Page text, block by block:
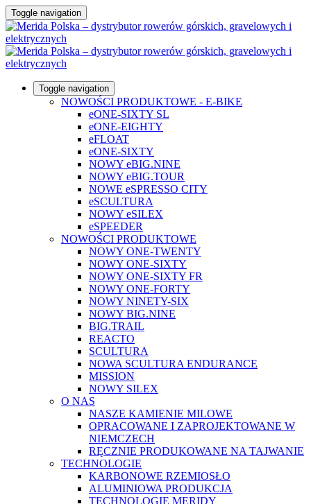
Toggle navigation
Toggle navigation
NOWOŚCI PRODUKTOWE - E-BIKE
eONE-SIXTY SL
eONE-EIGHTY
eFLOAT
eONE-SIXTY
NOWY eBIG.NINE
NOWY eBIG.TOUR
NOWE eSPRESSO CITY
eSCULTURA
NOWY eSILEX
eSPEEDER
NOWOŚCI PRODUKTOWE
NOWY ONE-TWENTY
NOWY ONE-SIXTY
NOWY ONE-SIXTY FR
NOWY ONE-FORTY
NOWY NINETY-SIX
NOWY BIG.NINE
BIG.TRAIL
REACTO
SCULTURA
NOWA SCULTURA ENDURANCE
MISSION
NOWY SILEX
O NAS
NASZE KAMIENIE MILOWE
OPRACOWANE I ZAPROJEKTOWANE W
NIEMCZECH
RĘCZNIE PRODUKOWANE NA TAJWANIE
TECHNOLOGIE
KARBONOWE RZEMIOSŁO
ALUMINIOWA PRODUKCJA
TECHNOLOGIE MERIDY